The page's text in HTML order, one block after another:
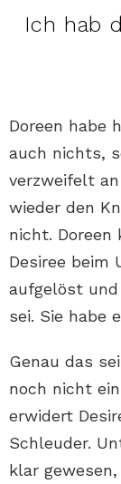
Ich hab
Doreen habe
auch nichts,
verzweifelt
wieder den
nicht. Doreen
Desiree beim
aufgelöst
sei. Sie habe
Genau das
noch nicht
erwidert
Schleuder.
klar